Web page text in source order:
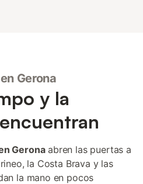
Gerona
y la
Geronaabren las puertas a
la Costa Brava y las
la mano en pocos